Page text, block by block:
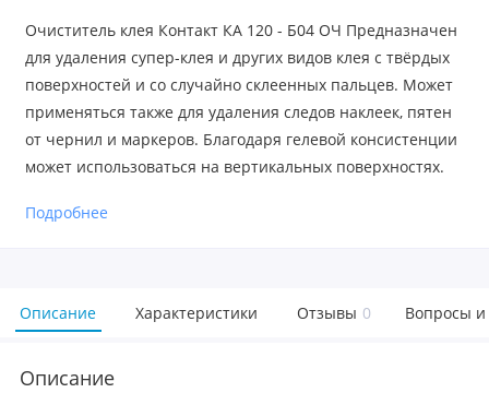
Очиститель клея Контакт КА 120 - Б04 ОЧ Предназначен
для удаления супер-клея и других видов клея с твёрдых
поверхностей и со случайно склеенных пальцев. Может
применяться также для удаления следов наклеек, пятен
от чернил и маркеров. Благодаря гелевой консистенции
может использоваться на вертикальных поверхностях.
Подробнее
Описание Характеристики Отзывы 0 Вопросы и
Описание